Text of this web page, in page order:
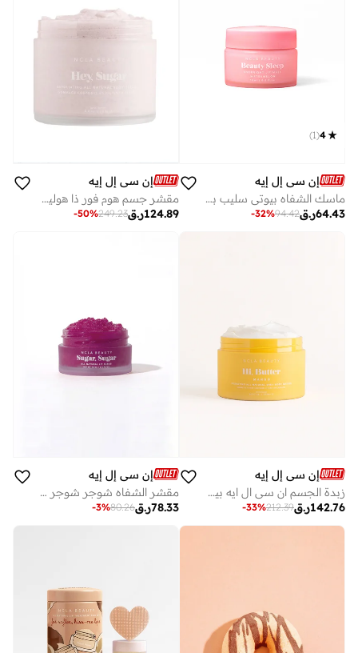
4
(
1
)
إن سي إل إيه
ماسك الشفاه بيوتي سليب بالبطيخ 15 مل
ر.ق64.43
94.42
-32%
إن سي إل إيه
مقشر جسم هوم فور ذا هوليديز
ر.ق124.89
249.23
-50%
إن سي إل إيه
زبدة الجسم ان سي ال ايه بيوتي هاي، مانجو وفانيليا 200 مل
ر.ق142.76
212.39
-33%
إن سي إل إيه
مقشر الشفاه شوجر شوجر بالكرز الأسود 15 مل
ر.ق78.33
80.26
-3%